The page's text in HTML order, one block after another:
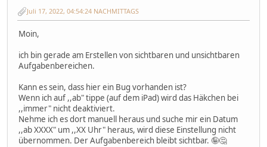
Juli 17, 2022, 04:54:24 NACHMITTAGS
Moin,
ich bin gerade am Erstellen von sichtbaren und unsichtbaren
Aufgabenbereichen.
Kann es sein, dass hier ein Bug vorhanden ist?
Wenn ich auf ,,ab" tippe (auf dem iPad) wird das Häkchen bei
,,immer" nicht deaktiviert.
Nehme ich es dort manuell heraus und suche mir ein Datum
,,ab XXXX" um ,,XX Uhr" heraus, wird diese Einstellung nicht
übernommen. Der Aufgabenbereich bleibt sichtbar. 🤪🤔